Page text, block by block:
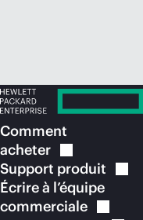
Comment
acheter
Support produit
Écrire à l’équipe
commerciale